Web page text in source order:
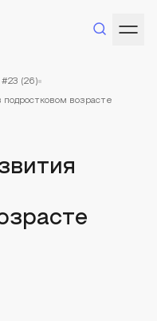
(26)
возрасте